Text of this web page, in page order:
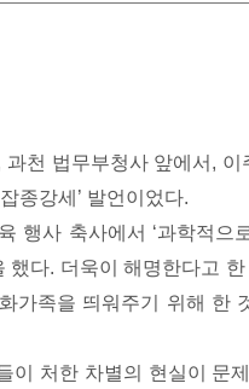
천 법무부청사 앞에서, 이
종강세’ 발언이었다.
행사 축사에서 ‘과학적으
했다. 더욱이 해명한다고 한
가족을 띄워주기 위해 한
이 처한 차별의 현실이 문